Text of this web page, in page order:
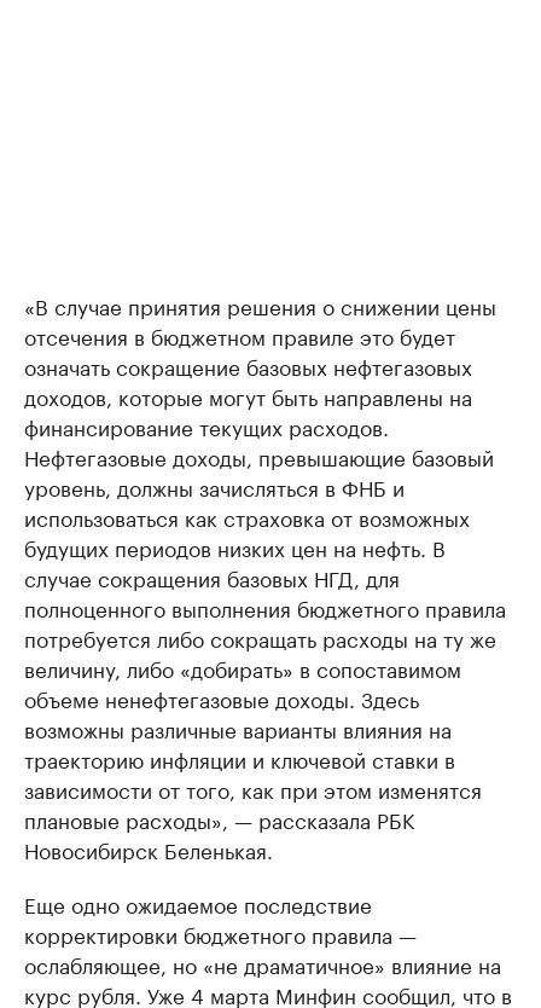
«В случае принятия решения о снижении цены
отсечения в бюджетном правиле это будет
означать сокращение базовых нефтегазовых
доходов, которые могут быть направлены на
финансирование текущих расходов.
Нефтегазовые доходы, превышающие базовый
уровень, должны зачисляться в ФНБ и
использоваться как страховка от возможных
будущих периодов низких цен на нефть. В
случае сокращения базовых НГД, для
полноценного выполнения бюджетного правила
потребуется либо сокращать расходы на ту же
величину, либо «добирать» в сопоставимом
объеме ненефтегазовые доходы. Здесь
возможны различные варианты влияния на
траекторию инфляции и ключевой ставки в
зависимости от того, как при этом изменятся
плановые расходы», — рассказала РБК
Новосибирск Беленькая.
Еще одно ожидаемое последствие
корректировки бюджетного правила —
ослабляющее, но «не драматичное» влияние на
курс рубля. Уже 4 марта Минфин сообщил, что в